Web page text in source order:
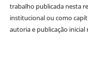
trabalho publicada nesta
institucional ou como
autoria e publicação inicial